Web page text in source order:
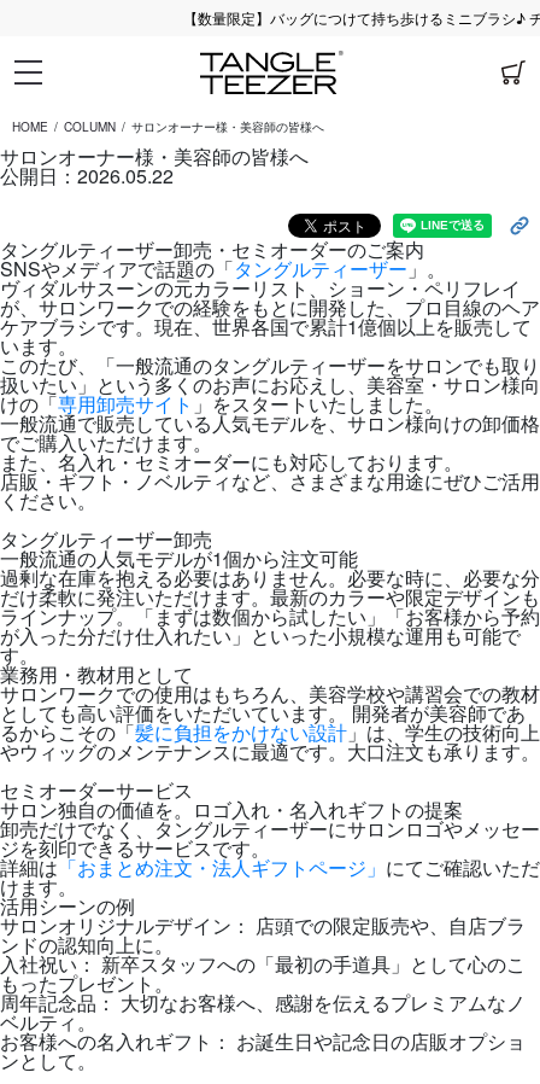
【数量限定】バッグにつけて持ち歩けるミニブラシ♪ チ
HOME COLUMN サロンオーナー様・美容師の皆様へ
サロンオーナー様・美容師の皆様へ
公開日：2026.05.22
タングルティーザー卸売・セミオーダーのご案内
SNSやメディアで話題の「タングルティーザー」。
ヴィダルサスーンの元カラーリスト、ショーン・ペリフレイ
が、サロンワークでの経験をもとに開発した、プロ目線のヘア
ケアブラシです。現在、世界各国で累計1億個以上を販売して
います。
このたび、「一般流通のタングルティーザーをサロンでも取り
扱いたい」という多くのお声にお応えし、美容室・サロン様向
けの「専用卸売サイト 」をスタートいたしました。
一般流通で販売している人気モデルを、サロン様向けの卸価格
でご購入いただけます。
また、名入れ・セミオーダーにも対応しております。
店販・ギフト・ノベルティなど、さまざまな用途にぜひご活用
ください。
タングルティーザー卸売
一般流通の人気モデルが1個から注文可能
過剰な在庫を抱える必要はありません。必要な時に、必要な分
だけ柔軟に発注いただけます。最新のカラーや限定デザインも
ラインナップ。「まずは数個から試したい」「お客様から予約
が入った分だけ仕入れたい」といった小規模な運用も可能で
す。
業務用・教材用として
サロンワークでの使用はもちろん、美容学校や講習会での教材
としても高い評価をいただいています。 開発者が美容師であ
るからこその「髪に負担をかけない設計 」は、学生の技術向上
やウィッグのメンテナンスに最適です。大口注文も承ります。
セミオーダーサービス
サロン独自の価値を。ロゴ入れ・名入れギフトの提案
卸売だけでなく、タングルティーザーにサロンロゴやメッセー
ジを刻印できるサービスです。
詳細は 「おまとめ注文・法人ギフトページ」 にてご確認いただ
けます。
活用シーンの例
サロンオリジナルデザイン： 店頭での限定販売や、自店ブラ
ンドの認知向上に。
入社祝い： 新卒スタッフへの「最初の手道具」として心のこ
もったプレゼント。
周年記念品： 大切なお客様へ、感謝を伝えるプレミアムなノ
ベルティ。
お客様への名入れギフト： お誕生日や記念日の店販オプショ
ンとして。